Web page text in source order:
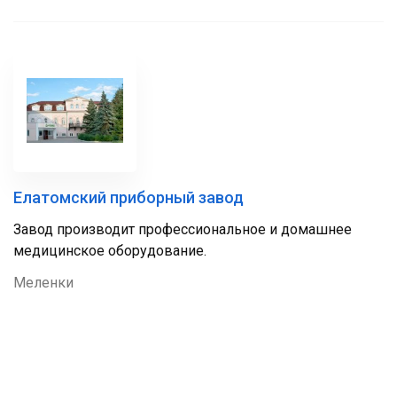
Елатомский приборный завод
Завод производит профессиональное и домашнее
медицинское оборудование.
Меленки